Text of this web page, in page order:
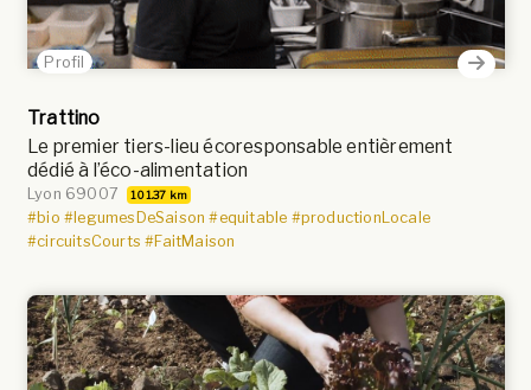
Profil
Trattino
Le premier tiers-lieu écoresponsable entièrement
dédié à l’éco-alimentation
Lyon 69007 101.37 km
#bio #legumesDeSaison #equitable #productionLocale
#circuitsCourts #FaitMaison